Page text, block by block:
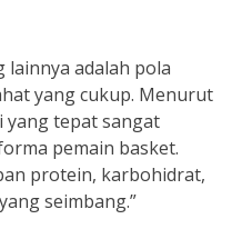
adalah pola
yang cukup. Menurut
yang tepat sangat
pemain basket.
protein, karbohidrat,
seimbang.”